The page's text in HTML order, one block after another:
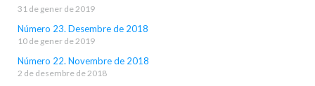
31 de gener de 2019
Número 23. Desembre de 2018
10 de gener de 2019
Número 22. Novembre de 2018
2 de desembre de 2018